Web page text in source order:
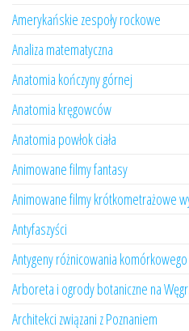
Amerykańskie zespoły rockowe
Analiza matematyczna
Anatomia kończyny górnej
Anatomia kręgowców
Anatomia powłok ciała
Animowane filmy fantasy
Animowane filmy krótkometrażowe
Antyfaszyści
Antygeny różnicowania komórkowego
Arboreta i ogrody botaniczne na
Architekci związani z Poznaniem